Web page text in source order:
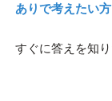
ありで考えたい
すぐに答えを知